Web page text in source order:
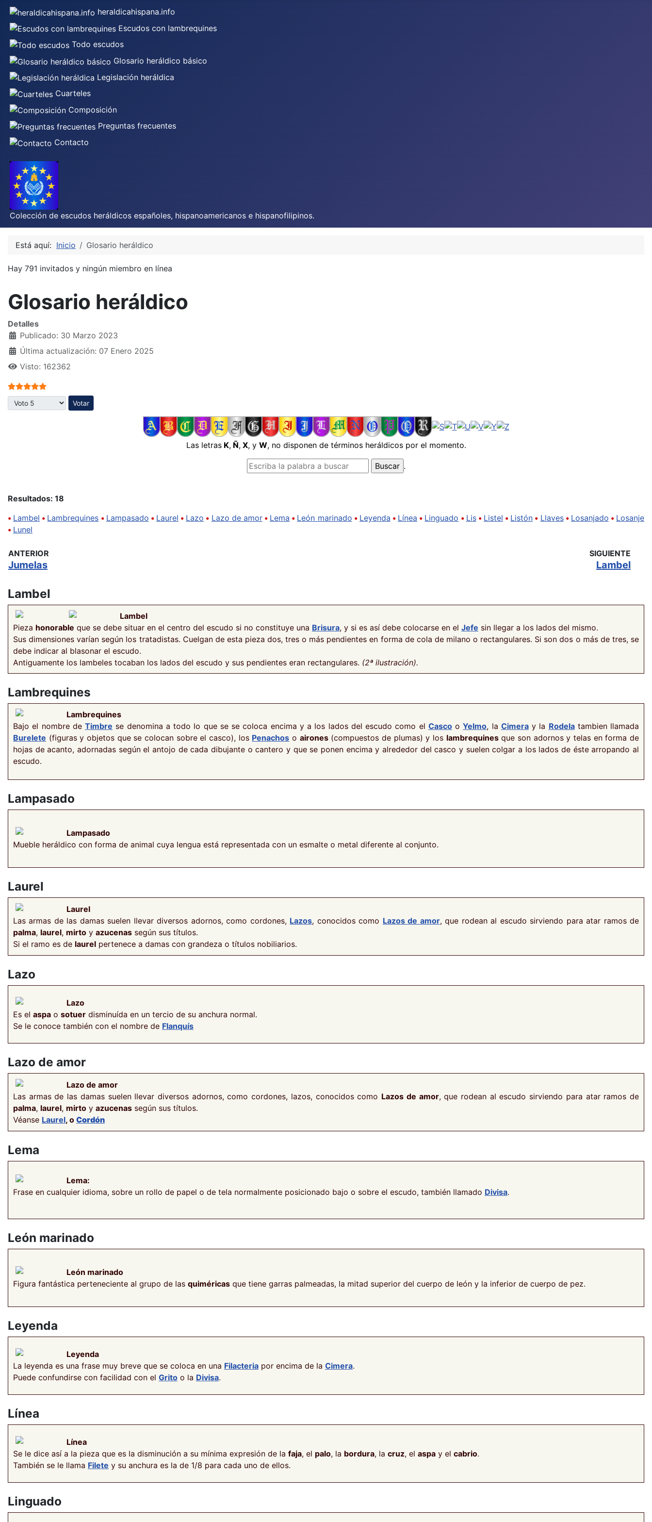
heraldicahispana.info
Escudos con lambrequines
Todo escudos
Glosario heráldico básico
Legislación heráldica
Cuarteles
Composición
Preguntas frecuentes
Contacto
Colección de escudos heráldicos españoles, hispanoamericanos e hispanofilipinos.
Está aquí: Inicio Glosario heráldico
Hay 791 invitados y ningún miembro en línea
Glosario heráldico
Detalles
Publicado: 30 Marzo 2023
Última actualización: 07 Enero 2025
Visto: 162362
Ratio:5/5
Por favor, vote
Las letrasK,Ñ,X, y W, no disponen de términos heráldicos por el momento.
.
Resultados: 18
• Lambel • Lambrequines • Lampasado • Laurel • Lazo • Lazo de amor• Lema • León marinado • Leyenda • Línea • Linguado • Lis• Listel • Listón • Llaves• Losanjado • Losanje
• Lunel
ANTERIOR
Jumelas
SIGUIENTE
Lambel
Lambel
Lambel
Pieza honorable que se debe situar en el centro del escudo si no constituye una Brisura, y si es así debe colocarse en el Jefe sin llegar a los lados del mismo.
Sus dimensiones varían según los tratadistas. Cuelgan de esta pieza dos, tres o más pendientes en forma de cola de milano o rectangulares. Si son dos o más de tres, se
debe indicar al blasonar el escudo.
Antiguamente los lambeles tocaban los lados del escudo y sus pendientes eran rectangulares. (2ª ilustración).
Lambrequines
Lambrequines
Bajo el nombre de Timbre se denomina a todo lo que se se coloca encima y a los lados del escudo como el CascooYelmo, la Cimeray la Rodelatambien llamada
Burelete (figuras y objetos que se colocan sobre el casco), los Penachos o airones(compuestos de plumas) y los lambrequinesque son adornos y telas en forma de
hojas de acanto, adornadas según el antojo de cada dibujante o cantero y que se ponen encima y alrededor del casco y suelen colgar a los lados de éste arropando al
escudo.
Lampasado
Lampasado
Mueble heráldico con forma de animal cuya lengua está representada con un esmalte o metal diferente al conjunto.
Laurel
Laurel
Las armas de las damas suelen llevar diversos adornos, como cordones, Lazos, conocidos como Lazos de amor, que rodean al escudo sirviendo para atar ramos de
palma, laurel, mirto y azucenas según sus títulos.
Si el ramo es de laurel pertenece a damas con grandeza o títulos nobiliarios.
Lazo
Lazo
Es el aspa o sotuer disminuída en un tercio de su anchura normal.
Se le conoce también con el nombre de Flanquís
Lazo de amor
Lazo de amor
Las armas de las damas suelen llevar diversos adornos, como cordones, lazos, conocidos como Lazos de amor, que rodean al escudo sirviendo para atar ramos de
palma, laurel, mirto y azucenas según sus títulos.
Véanse Laurel, o Cordón
Lema
Lema:
Frase en cualquier idioma, sobre un rollo de papel o de tela normalmente posicionado bajo o sobre el escudo, también llamado Divisa.
León marinado
León marinado
Figura fantástica perteneciente al grupo de las quiméricas que tiene garras palmeadas, la mitad superior del cuerpo de león y la inferior de cuerpo de pez.
Leyenda
Leyenda
La leyenda es una frase muy breve que se coloca en una Filacteria por encima de la Cimera.
Puede confundirse con facilidad con el Grito o la Divisa.
Línea
Línea
Se le dice así a la pieza que es la disminución a su mínima expresión de la faja, el palo, la bordura, la cruz, el aspa y el cabrio.
También se le llama Filete y su anchura es la de 1/8 para cada uno de ellos.
Linguado